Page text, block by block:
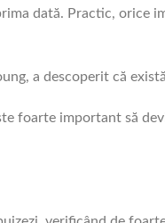
dată. Practic, orice
a descoperit că
foarte important să